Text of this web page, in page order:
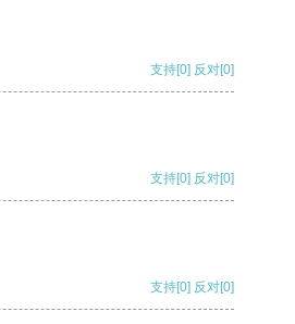
支持[0] 反对[0]
支持[0] 反对[0]
支持[0] 反对[0]